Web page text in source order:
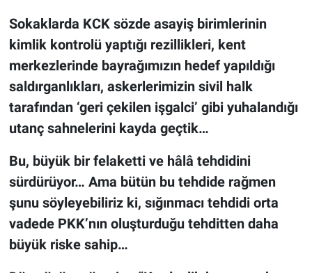
Sokaklarda KCK sözde asayiş birimlerinin
kimlik kontrolü yaptığı rezillikleri, kent
merkezlerinde bayrağımızın hedef yapıldığı
saldırganlıkları, askerlerimizin sivil halk
tarafından ‘geri çekilen işgalci’ gibi yuhalandığı
utanç sahnelerini kayda geçtik…
Bu, büyük bir felaketti ve hâlâ tehdidini
sürdürüyor… Ama bütün bu tehdide rağmen
şunu söyleyebiliriz ki, sığınmacı tehdidi orta
vadede PKK’nın oluşturduğu tehditten daha
büyük riske sahip…